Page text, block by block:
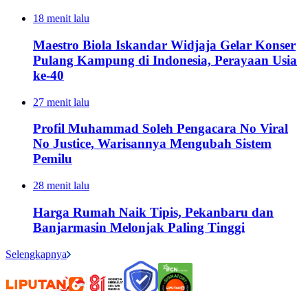
18 menit lalu
Maestro Biola Iskandar Widjaja Gelar Konser
Pulang Kampung di Indonesia, Perayaan Usia
ke-40
27 menit lalu
Profil Muhammad Soleh Pengacara No Viral
No Justice, Warisannya Mengubah Sistem
Pemilu
28 menit lalu
Harga Rumah Naik Tipis, Pekanbaru dan
Banjarmasin Melonjak Paling Tinggi
Selengkapnya